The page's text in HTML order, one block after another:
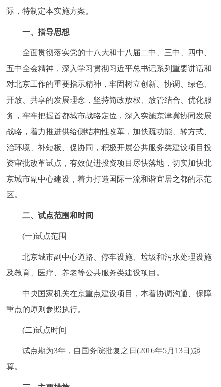
绿色北京
多语种
ENGLISH 한국어 日本語
DEUTSCH FRANÇAIS РУССКИЙ ЯЗЫК
ITALIANO
际，特制定本实施方案。
一、指导思想
全面贯彻落实党的十八大和十八届二中、三中、四中、
五中全会精神，深入学习贯彻习近平总书记系列重要讲话和
对北京工作的重要指示精神，牢固树立创新、协调、绿色、
开放、共享的发展理念，坚持简政放权、放管结合、优化服
务，牢牢把握首都城市战略定位，深入实施京津冀协同发展
战略，着力推进供给侧结构性改革，加快疏功能、转方式、
治环境、补短板、促协同，积极开展公共服务类建设项目投
资审批改革试点，有效促进投资项目尽快落地，切实加快北
京城市副中心建设，着力打造国际一流和谐宜居之都的示范
区。
二、试点范围和时间
(一)试点范围
北京城市副中心道路、停车设施、垃圾和污水处理设施
及教育、医疗、养老等公共服务类建设项目。
中央国家机关在京重点建设项目，本着协调沟通、保障
重点的原则参照执行。
(二)试点时间
试点期为3年，自国务院批复之日(2016年5月13日)起
算。